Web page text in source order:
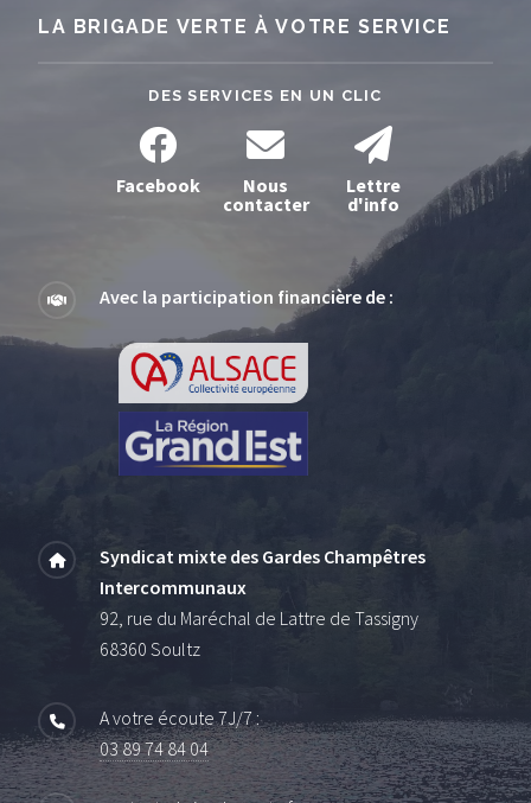
LA BRIGADE VERTE À VOTRE SERVICE
DES SERVICES EN UN CLIC
Facebook
Nous
contacter
Lettre
d'info
Avec la participation financière de :
Syndicat mixte des Gardes Champêtres
Intercommunaux
92, rue du Maréchal de Lattre de Tassigny
68360 Soultz
A votre écoute 7J/7 :
03 89 74 84 04